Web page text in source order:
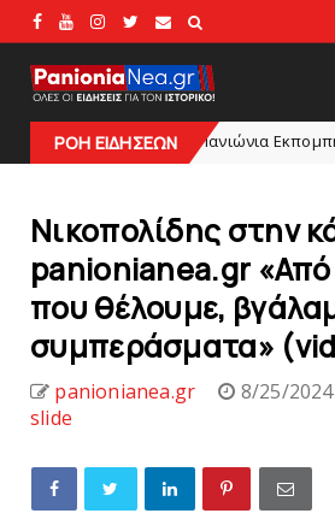
ΡΟΗ ΕΙΔΗΣΕΩΝ
Πανιώνια Εκπομπή: Eυχαριστούμε
Νικοπολίδης στην
panionianea.gr «Από
που θέλουμε,
συμπεράσματα»
panionianea.gr
8/25/2024
slide